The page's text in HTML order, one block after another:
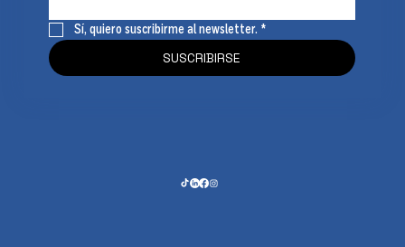
Sí, quiero suscribirme al newsletter. *
SUSCRIBIRSE